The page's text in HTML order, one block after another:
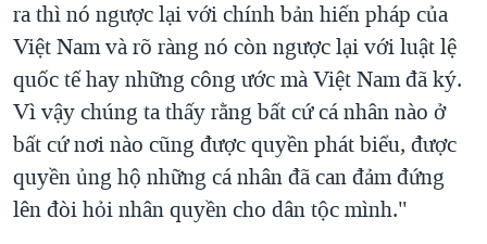
ra thì nó ngược lại với chính bản hiến pháp của
Việt Nam và rõ ràng nó còn ngược lại với luật lệ
quốc tế hay những công ước mà Việt Nam đã ký.
Vì vậy chúng ta thấy rằng bất cứ cá nhân nào ở
bất cứ nơi nào cũng được quyền phát biểu, được
quyền ủng hộ những cá nhân đã can đảm đứng
lên đòi hỏi nhân quyền cho dân tộc mình."